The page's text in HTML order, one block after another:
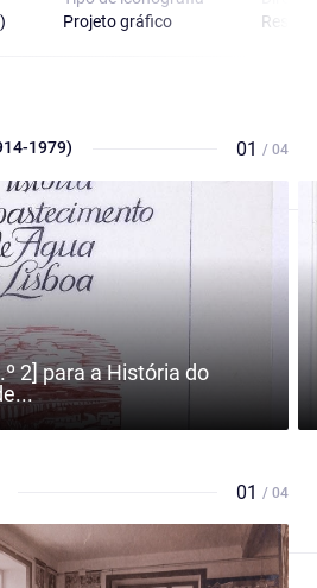
Projeto gráfico
1979) 01 / 04
2] para a História do
01 / 04